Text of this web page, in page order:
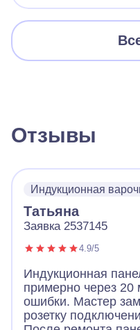
Отзывы
Индукционная
Татьяна
Заявка 2537145
4.9/5
Индукционная
примерно через 20
ошибки. Мастер
розетку